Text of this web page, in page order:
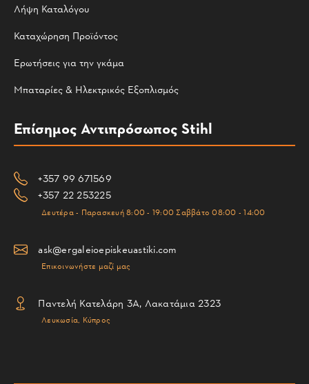
Λήψη Καταλόγου
Καταχώρηση Προϊόντος
Ερωτήσεις για την γκάμα
Μπαταρίες & Ηλεκτρικός Εξοπλισμός
Επίσημος Αντιπρόσωπος Stihl
+357 99 671569
+357 22 253225
Δευτέρα - Παρασκευή 8:00 - 19:00 Σαββάτο 08:00 - 14:00
ask@ergaleioepiskeuastiki.com
Επικοινωνήστε μαζί μας
Παντελή Κατελάρη 3Α, Λακατάμια 2323
Λευκωσία, Κύπρος